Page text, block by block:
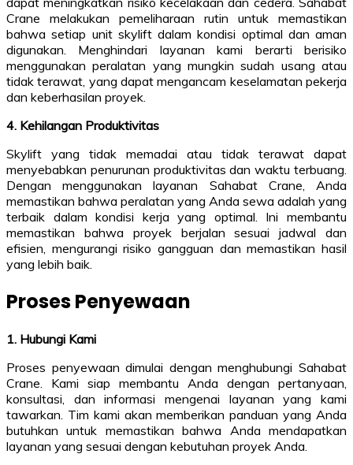
Crane melakukan pemeliharaan rutin untuk memastikan
bahwa setiap unit skylift dalam kondisi optimal dan aman
digunakan. Menghindari layanan kami berarti berisiko
menggunakan peralatan yang mungkin sudah usang atau
tidak terawat, yang dapat mengancam keselamatan pekerja
dan keberhasilan proyek.
4. Kehilangan Produktivitas
Skylift yang tidak memadai atau tidak terawat dapat
menyebabkan penurunan produktivitas dan waktu terbuang.
Dengan menggunakan layanan Sahabat Crane, Anda
memastikan bahwa peralatan yang Anda sewa adalah yang
terbaik dalam kondisi kerja yang optimal. Ini membantu
memastikan bahwa proyek berjalan sesuai jadwal dan
efisien, mengurangi risiko gangguan dan memastikan hasil
yang lebih baik.
Proses Penyewaan
1. Hubungi Kami
Proses penyewaan dimulai dengan menghubungi Sahabat
Crane. Kami siap membantu Anda dengan pertanyaan,
konsultasi, dan informasi mengenai layanan yang kami
tawarkan. Tim kami akan memberikan panduan yang Anda
butuhkan untuk memastikan bahwa Anda mendapatkan
layanan yang sesuai dengan kebutuhan proyek Anda.